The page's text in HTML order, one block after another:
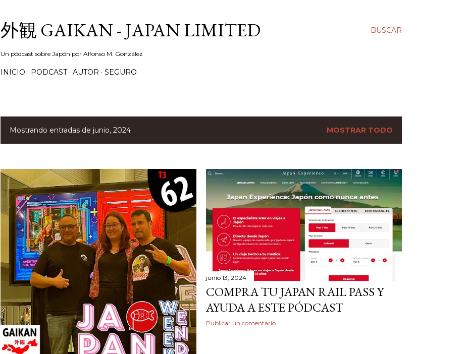
BUSCAR
外観 GAIKAN - JAPAN LIMITED
Un pódcast sobre Japón por Alfonso M. González
INICIO PODCAST AUTOR SEGURO
E
t
r
a
a
s
Mostrando entradas de junio, 2024 MOSTRAR TODO
junio 13, 2024
COMPRA TU JAPAN RAIL PASS Y
AYUDA A ESTE PÓDCAST
Publicar un comentario